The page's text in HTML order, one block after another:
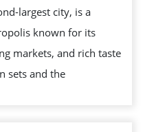
largest city, is a
known for its
markets, and rich taste
sets and the